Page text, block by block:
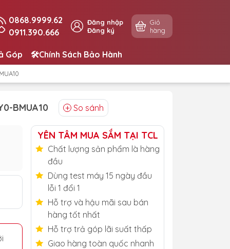
0868.9999.62
0911.390.666
Đăng nhập
Đăng ký
Giỏ
hàng
Góp 🛠️Chính Sách Bảo Hành
BMUA10 So sánh
YÊN TÂM MUA SẮM TẠI TCL
Chất lượng sản phẩm là hàng
đầu
Dùng test máy 15 ngày đầu
lỗi 1 đổi 1
Hỗ trợ và hậu mãi sau bán
hàng tốt nhất
Hỗ trợ trả góp lãi suất thấp
Giao hàng toàn quốc nhanh